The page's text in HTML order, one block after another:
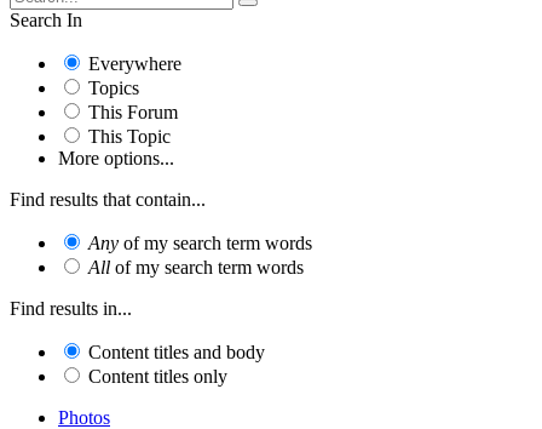
Search In
Everywhere
Topics
This Forum
This Topic
More options...
Find results that contain...
Any of my search term words
All of my search term words
Find results in...
Content titles and body
Content titles only
Photos